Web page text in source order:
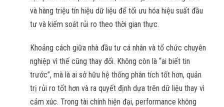
và hàng triệu tín hiệu dữ liệu để tối ưu hóa hiệu suất đầu
tư và kiểm soát rủi ro theo thời gian thực.
Khoảng cách giữa nhà đầu tư cá nhân và tổ chức chuyên
nghiệp vì thế cũng thay đổi. Không còn là “ai biết tin
trước”, mà là ai sở hữu hệ thống phân tích tốt hơn, quản
trị rủi ro tốt hơn và ra quyết định dựa trên dữ liệu thay vì
cảm xúc. Trong tài chính hiện đại, performance không